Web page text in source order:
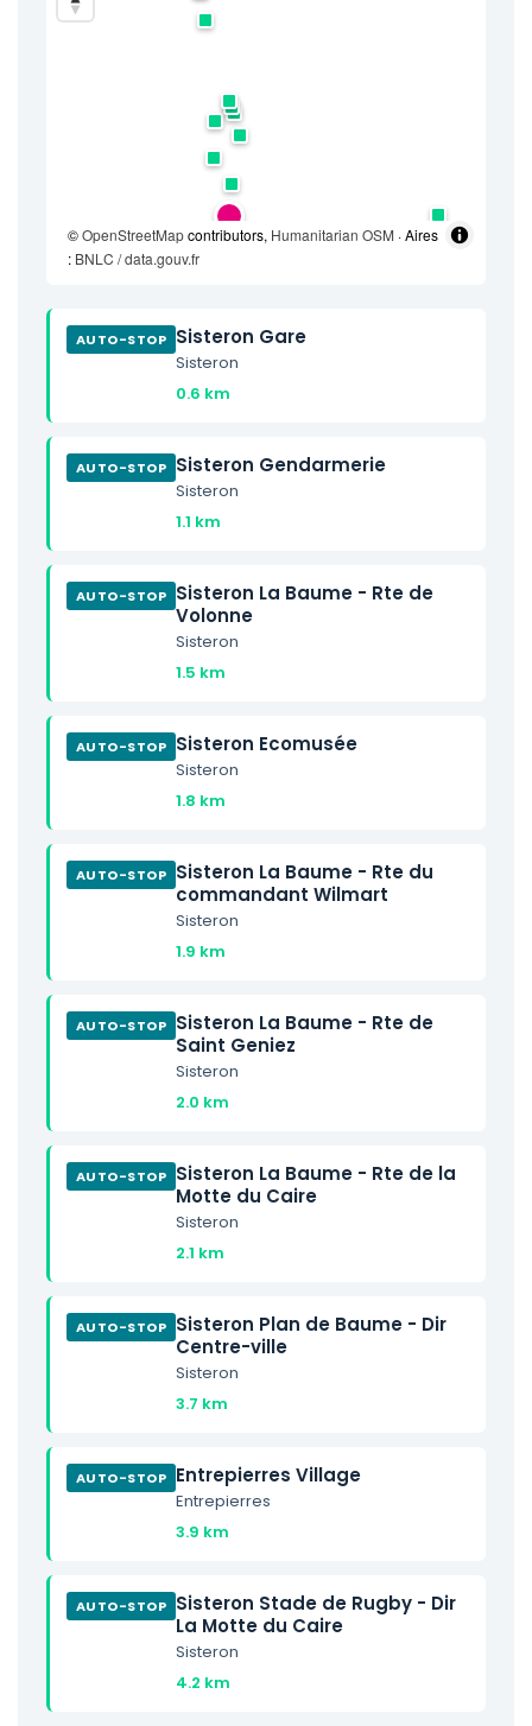
©OpenStreetMapcontributors, Humanitarian OSM · Aires
: BNLC / data.gouv.fr
AUTO-STOP Sisteron Gare
Sisteron
0.6 km
AUTO-STOP Sisteron Gendarmerie
Sisteron
1.1 km
AUTO-STOP Sisteron La Baume - Rte de
Volonne
Sisteron
1.5 km
AUTO-STOP Sisteron Ecomusée
Sisteron
1.8 km
AUTO-STOP Sisteron La Baume - Rte du
commandant Wilmart
Sisteron
1.9 km
AUTO-STOP Sisteron La Baume - Rte de
Saint Geniez
Sisteron
2.0 km
AUTO-STOP Sisteron La Baume - Rte de la
Motte du Caire
Sisteron
2.1 km
AUTO-STOP Sisteron Plan de Baume - Dir
Centre-ville
Sisteron
3.7 km
AUTO-STOP Entrepierres Village
Entrepierres
3.9 km
AUTO-STOP Sisteron Stade de Rugby - Dir
La Motte du Caire
Sisteron
4.2 km